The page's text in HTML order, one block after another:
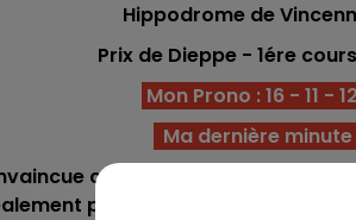
Hippodrome de
Prix de Dieppe - 1ére
Mon Prono : 16 - 11 -
Ma dernière minute :
cette année, elle vient de
placée au plafond des